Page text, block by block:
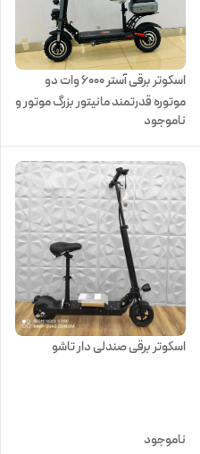
اسکوتر برقی آستر ۶۰۰۰ وات دو
موتوره قدرتمند مانیتور بزرگ موتور و
لاستیک بزرگ
ناموجود
اسکوتر برقی صندلی دار تاشو
ناموجود